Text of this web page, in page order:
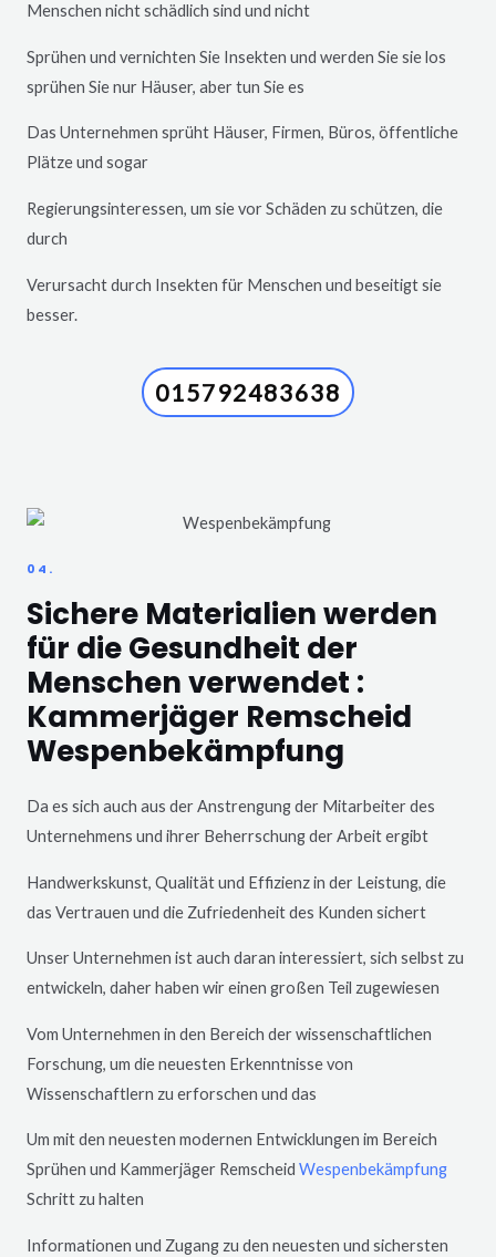
Menschen nicht schädlich sind und nicht
Sprühen und vernichten Sie Insekten und werden Sie sie los
sprühen Sie nur Häuser, aber tun Sie es
Das Unternehmen sprüht Häuser, Firmen, Büros, öffentliche
Plätze und sogar
Regierungsinteressen, um sie vor Schäden zu schützen, die
durch
Verursacht durch Insekten für Menschen und beseitigt sie
besser.
015792483638
04.
Sichere Materialien werden
für die Gesundheit der
Menschen verwendet :
Kammerjäger Remscheid
Wespenbekämpfung
Da es sich auch aus der Anstrengung der Mitarbeiter des
Unternehmens und ihrer Beherrschung der Arbeit ergibt
Handwerkskunst, Qualität und Effizienz in der Leistung, die
das Vertrauen und die Zufriedenheit des Kunden sichert
Unser Unternehmen ist auch daran interessiert, sich selbst zu
entwickeln, daher haben wir einen großen Teil zugewiesen
Vom Unternehmen in den Bereich der wissenschaftlichen
Forschung, um die neuesten Erkenntnisse von
Wissenschaftlern zu erforschen und das
Um mit den neuesten modernen Entwicklungen im Bereich
Sprühen und Kammerjäger Remscheid Wespenbekämpfung
Schritt zu halten
Informationen und Zugang zu den neuesten und sichersten